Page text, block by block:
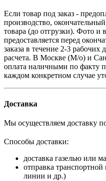
Если товар под заказ -
производство,
товара (до отгрузки). Фото и
предоставляется перед
заказа в течение 2-3 рабочих
расчета. В Москве (М/о) и
оплата наличными по факту
каждом конкретном случае
Доставка
Мы осуществляем доставку
Способы доставки:
доставка газелью или
отправка
линии и др.)